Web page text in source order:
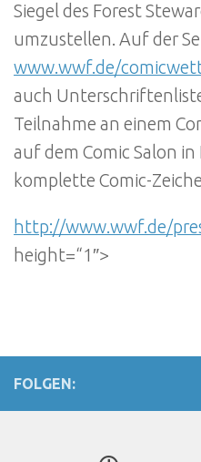
Siegel des Forest
umzustellen. Auf der
www.wwf.de/
auch
Teilnahme an einem
auf dem Comic Salon
komplette Comic-
http://www.wwf.de/
height=“1″>
FOLGEN: